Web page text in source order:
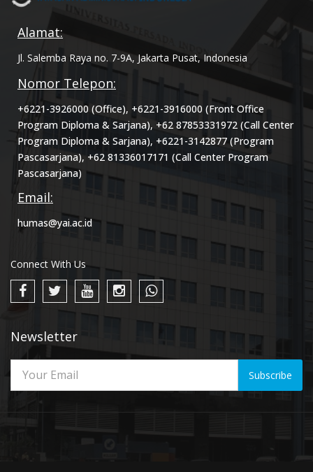
Alamat:
Jl. Salemba Raya no. 7-9A, Jakarta Pusat, Indonesia
Nomor Telepon:
+6221-3926000 (Office), +6221-3916000 (Front Office
Program Diploma & Sarjana), +62 87853331972 (Call Center
Program Diploma & Sarjana), +6221-3142877 (Program
Pascasarjana), +62 81336017171 (Call Center Program
Pascasarjana)
Email:
humas@yai.ac.id
Connect With Us
Newsletter
Subscribe